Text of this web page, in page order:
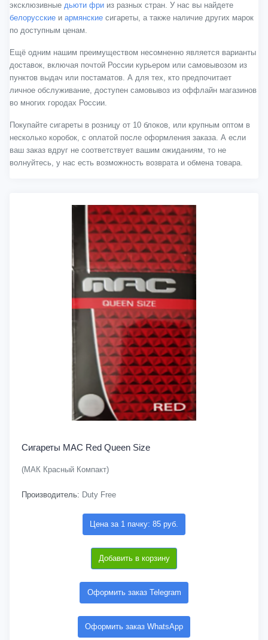
эксклюзивные дьюти фри из разных стран. У нас вы найдете
белорусские и армянские сигареты, а также наличие других марок
по доступным ценам.
Ещё одним нашим преимуществом несомненно является варианты
доставок, включая почтой России курьером или самовывозом из
пунктов выдач или постаматов. А для тех, кто предпочитает
личное обслуживание, доступен самовывоз из оффлайн магазинов
во многих городах России.
Покупайте сигареты в розницу от 10 блоков, или крупным оптом в
несколько коробок, с оплатой после оформления заказа. А если
ваш заказ вдруг не соответствует вашим ожиданиям, то не
волнуйтесь, у нас есть возможность возврата и обмена товара.
Сигареты MAC Red Queen Size
(МАК Красный Компакт)
Производитель: Duty Free
Цена за 1 пачку: 85 руб.
Добавить в корзину
Оформить заказ Telegram
Оформить заказ WhatsApp